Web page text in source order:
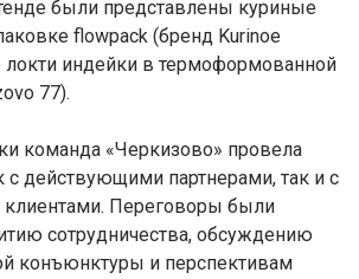
были представлены куриные
flowpack (бренд Kurinoe
локти индейки в термоформованной
77).
команда «Черкизово» провела
с действующими партнерами, так и с
Переговоры были
сотрудничества, обсуждению
конъюнктуры и перспективам